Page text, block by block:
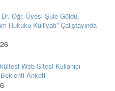
Öğr. Üyesi Şule Güldü,
Hukuku Külliyatı” Çalıştayında
Web Sitesi Kullanıcı
Anketi